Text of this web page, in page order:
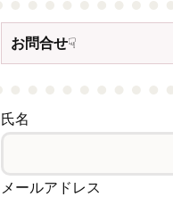
お問合せ☟
氏名
メールアドレス